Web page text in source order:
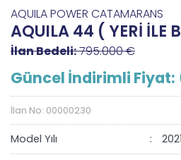
AQUILA POWER CATAMARANS
AQUILA 44 ( YERİ İLE
İlan Bedeli:795.000 €
Güncel İndirimli Fiyat:
İlan No: 00000230
Model Yılı 2021